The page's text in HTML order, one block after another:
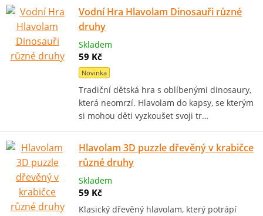
Vodní Hra Hlavolam Dinosauři různé
druhy
Skladem
59 Kč
Novinka
Tradiční dětská hra s oblíbenými dinosaury,
která neomrzí. Hlavolam do kapsy, se kterým
si mohou děti vyzkoušet svoji tr…
Hlavolam 3D puzzle dřevěný v krabičce
různé druhy
Skladem
59 Kč
Klasický dřevěný hlavolam, který potrápí